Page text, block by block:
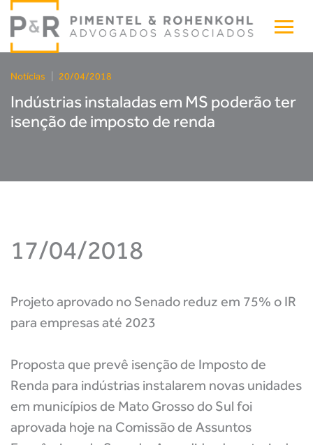
Notícias 20/04/2018
Indústrias instaladas em MS poderão ter
isenção de imposto de renda
17/04/2018
Projeto aprovado no Senado reduz em 75% o IR
para empresas até 2023
Proposta que prevê isenção de Imposto de
Renda para indústrias instalarem novas unidades
em municípios de Mato Grosso do Sul foi
aprovada hoje na Comissão de Assuntos